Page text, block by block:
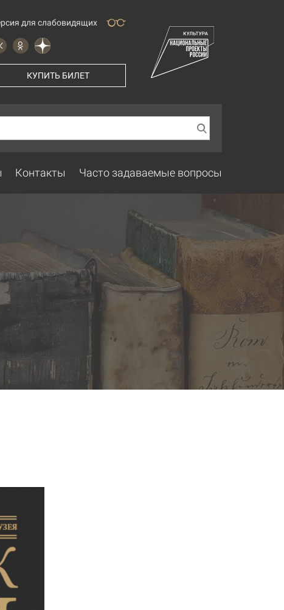
для слабовидящих
КУПИТЬ БИЛЕТ
Контакты Часто задаваемые вопросы